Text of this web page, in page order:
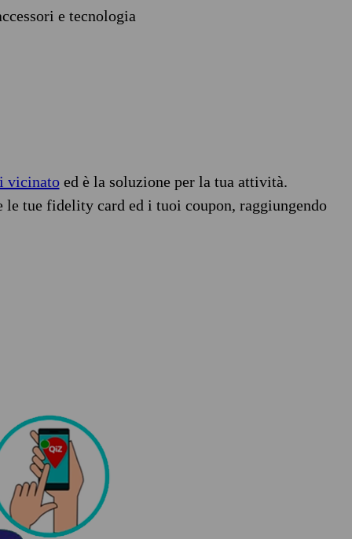
e tecnologia
vicinatoed è la soluzione per la tua attività.
tue fidelity card ed i tuoi coupon, raggiungendo